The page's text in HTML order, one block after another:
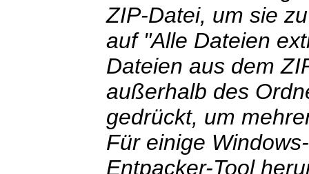
ZIP-Datei, um sie
auf "Alle Dateien
Dateien aus dem
außerhalb des
gedrückt, um
Für einige
Entpacker-Tool